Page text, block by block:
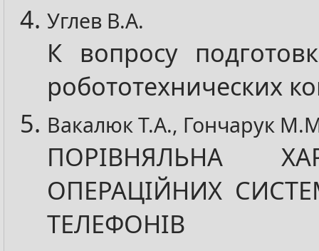
Углев В.А.
К вопросу
робототехнических
Вакалюк Т.А., Гончарук
ПОРІВНЯЛЬНА
ОПЕРАЦІЙНИХ
ТЕЛЕФОНІВ